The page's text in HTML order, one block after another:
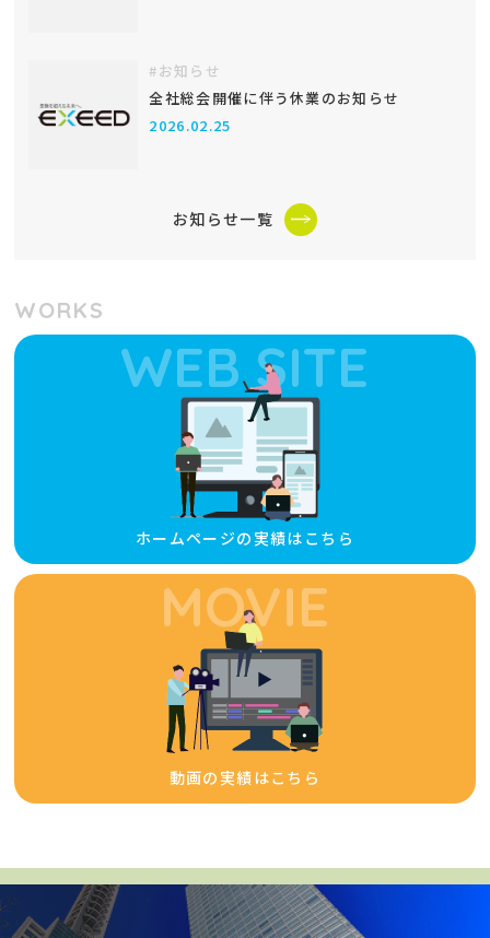
#お知らせ
全社総会開催に伴う休業のお知らせ
2026.02.25
お知らせ一覧
WORKS
WEB SITE
ホームページの実績はこちら
MOVIE
動画の実績はこちら